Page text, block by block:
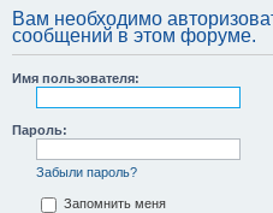
Вам необходимо
сообщений в этом форуме.
Имя пользователя:
Пароль:
Забыли пароль?
Запомнить меня